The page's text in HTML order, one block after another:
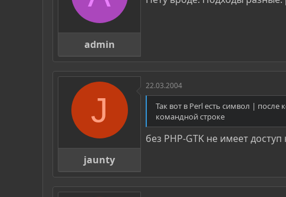
admin
J
jaunty
22.03.2004
Так вот в Perl есть символ | после
командной строке
без PHP-GTK не имеет